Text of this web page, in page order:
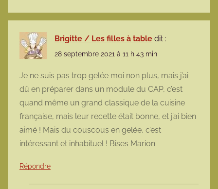
Brigitte / Les filles à table dit :
28 septembre 2021 à 11 h 43 min
Je ne suis pas trop gelée moi non plus, mais j’ai
dû en préparer dans un module du CAP, c’est
quand même un grand classique de la cuisine
française, mais leur recette était bonne, et j’ai bien
aimé ! Mais du couscous en gelée, c’est
intéressant et inhabituel ! Bises Marion
Répondre